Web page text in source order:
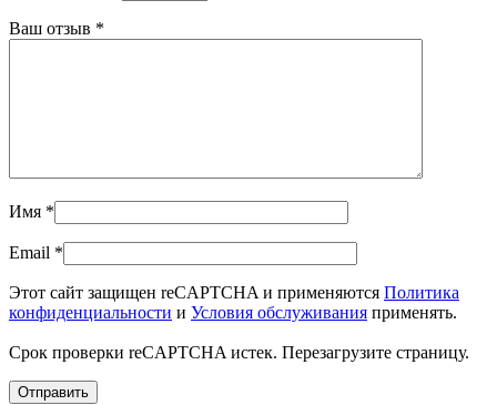
Ваш отзыв *
Имя *
Email *
Этот сайт защищен reCAPTCHA и применяются Политика
конфиденциальности и Условия обслуживания применять.
Срок проверки reCAPTCHA истек. Перезагрузите страницу.